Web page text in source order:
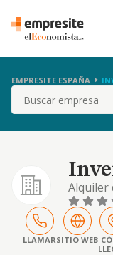
EMPRESITE ESPAÑA
Buscar
Alquiler
LLAMARSITIO WEB